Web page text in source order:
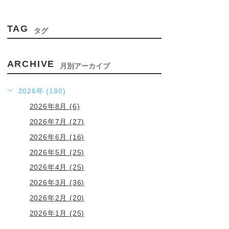
TAG タグ
ARCHIVE 月別アーカイブ
2026年 (180)
2026年8月 (6)
2026年7月 (27)
2026年6月 (16)
2026年5月 (25)
2026年4月 (25)
2026年3月 (36)
2026年2月 (20)
2026年1月 (25)